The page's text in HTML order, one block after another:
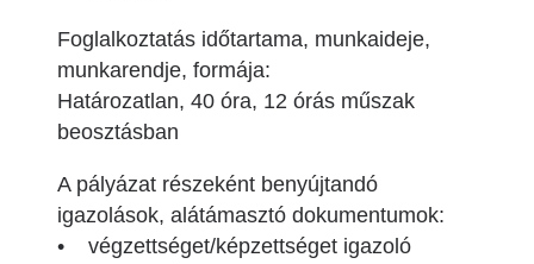
Foglalkoztatás időtartama, munkaideje,
munkarendje, formája:
Határozatlan, 40 óra, 12 órás műszak
beosztásban
A pályázat részeként benyújtandó
igazolások, alátámasztó dokumentumok:
• végzettséget/képzettséget igazoló